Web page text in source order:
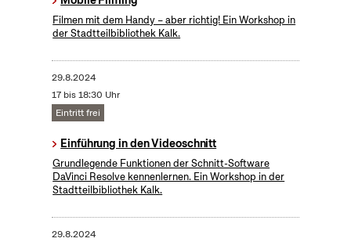
Filmen mit dem Handy – aber richtig! Ein Workshop in
der Stadtteilbibliothek Kalk.
29.8.2024
17 bis 18:30 Uhr
Eintritt frei
Einführung in den Videoschnitt
Grundlegende Funktionen der Schnitt-Software
DaVinci Resolve kennenlernen. Ein Workshop in der
Stadtteilbibliothek Kalk.
29.8.2024